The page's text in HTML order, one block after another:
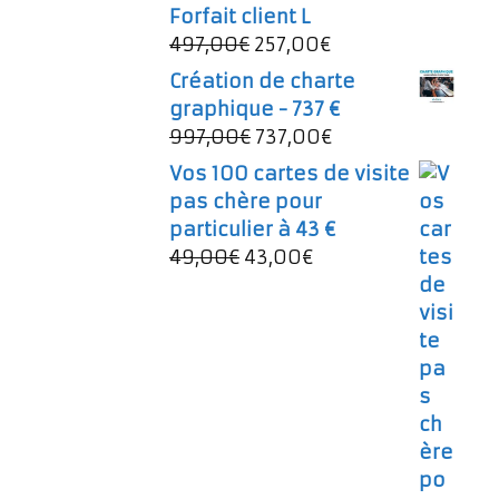
Forfait client L
497,00€ Le
prix
initial
était :
497,00€.
257,00€Le
prix
actuel
est :
Création de charte
graphique - 737 €
997,00€ Le
prix
initial
était :
997,00€.
737,00€Le
prix
est :
Vos 100 cartes de visite
pas chère pour
particulier à 43 €
49,00€ Le
43,00€Le